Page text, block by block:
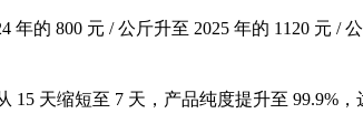
的 800 元 / 公斤升至 2025 年的 1120 元 /
天缩短至 7 天，产品纯度提升至 99.9%，